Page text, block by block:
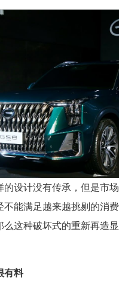
的设计没有传承，但是市
不能满足越来越挑剔的消
么这种破坏式的重新再造
有料